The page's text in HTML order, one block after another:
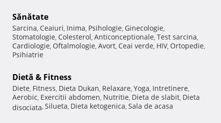
Sănătate
Sarcina, Ceaiuri, Inima, Psihologie, Ginecologie,
Stomatologie, Colesterol, Anticonceptionale, Test sarcina,
Cardiologie, Oftalmologie, Avort, Ceai verde, HIV, Ortopedie,
Psihiatrie
Dietă & Fitness
Diete, Fitness, Dieta Dukan, Relaxare, Yoga, Intretinere,
Aerobic, Exercitii abdomen, Nutritie, Dieta de slabit, Dieta
disociata, Silueta, Dieta ketogenica, Sala de acasa